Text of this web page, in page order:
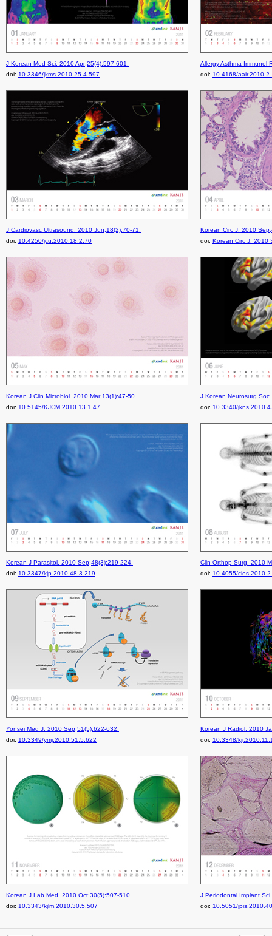
J Korean Med Sci. 2010 Apr;25(4):597-601.
doi: 10.3346/jkms.2010.25.4.597
Allergy Asthma Immunol
doi: 10.4168/
J Cardiovasc Ultrasound. 2010 Jun;18(2):70-71.
doi: 10.4250/jcu.2010.18.2.70
Korean Circ J. 2010
doi: Korean Circ J. 2010
Korean J Clin Microbiol. 2010 Mar;13(1):47-50.
doi: 10.5145/KJCM.2010.13.1.47
J Korean Neurosurg
doi: 10.3340/
Korean J Parasitol. 2010 Sep;48(3):219-224.
doi: 10.3347/kjp.2010.48.3.219
Clin Orthop Surg. 2010
doi: 10.4055/
Yonsei Med J. 2010 Sep;51(5):622-632.
doi: 10.3349/ymj.2010.51.5.622
Korean J Radiol. 2010
doi: 10.3348/
Korean J Lab Med. 2010 Oct;30(5):507-510.
doi: 10.3343/kjlm.2010.30.5.507
J Periodontal Implant
doi: 10.5051/